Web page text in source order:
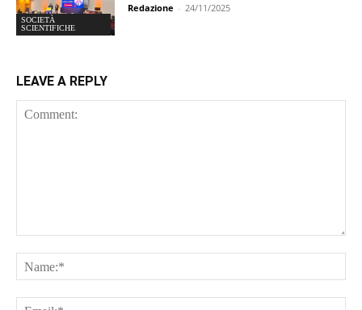
SOCIETÀ
SCIENTIFICHE
Redazione - 24/11/2025
LEAVE A REPLY